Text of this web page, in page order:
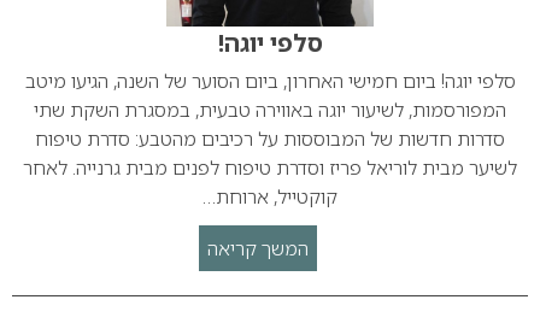
סלפי יוגה!
סלפי יוגה! ביום חמישי האחרון, ביום הסוער של השנה, הגיעו מיטב
המפורסמות, לשיעור יוגה באווירה טבעית, במסגרת השקת שתי
סדרות חדשות של המבוססות על רכיבים מהטבע: סדרת טיפוח
לשיער מבית לוריאל פריז וסדרת טיפוח לפנים מבית גרנייה. לאחר
קוקטייל, ארוחת…
המשך קריאה